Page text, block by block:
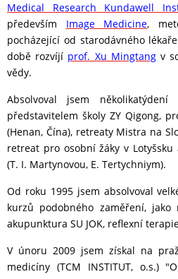
Medical Research Kundawell
především Image Medicine,
pocházející od starodávného lékaře
době rozvíjí prof. Xu Mingtangv
vědy.
Absolvoval jsem
představitelem školy ZY Qigong,
(Henan, Čína), retreaty Mistra na
retreat pro osobní žáky v
(T. I. Martynovou, E. Tertychniym).
Od roku 1995 jsem absolvoval
kurzů podobného zaměření,
akupunktura SU JOK, reflexní
V únoru 2009 jsem získal na
medicíny (TCM INSTITUT, o.s.)